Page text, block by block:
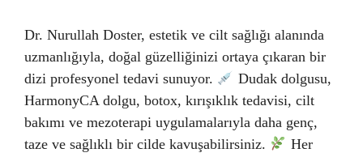
Dr. Nurullah Doster, estetik ve cilt sağlığı alanında
uzmanlığıyla, doğal güzelliğinizi ortaya çıkaran bir
dizi profesyonel tedavi sunuyor.
Dudak dolgusu,
HarmonyCA dolgu, botox, kırışıklık tedavisi, cilt
bakımı ve mezoterapi uygulamalarıyla daha genç,
taze ve sağlıklı bir cilde kavuşabilirsiniz.
Her